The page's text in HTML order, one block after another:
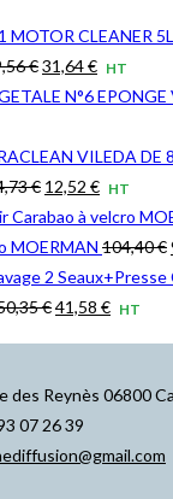
€Le
prix
était :
39,56 €.
31,64€Le
prix
est :
31,64 €.
HT
EPONGE
€ Le
prix
initial
était :
14,73 €.
12,52 €Le
prix
actuel
est :
12,52 €.
HT
MOERMAN 104,40€
€Le
était :
50,35 €.
41,58 €Le
est :
HT
des Reynès 06800
07 26 39